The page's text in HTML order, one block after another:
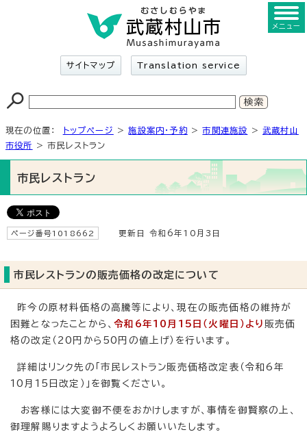
サイトマップ Translation service
メニュー
現在の位置： トップページ >施設案内・予約 >市関連施設 >武蔵村山
市役所
> 市民レストラン
市民レストラン
ページ番号1018662 更新日 令和6年10月3日
市民レストランの販売価格の改定について
昨今の原材料価格の高騰等により、現在の販売価格の維持が
困難となったことから、令和6年10月15日（火曜日）より 販売価
格の改定（20円から50円の値上げ）を行います。
詳細はリンク先の「市民レストラン販売価格改定表（令和6年
10月15日改定）」を御覧ください。
お客様には大変御不便をおかけしますが、事情を御賢察の上、
御理解賜りますようよろしくお願いいたします。